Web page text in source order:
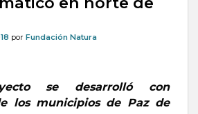
por Fundación Natura
se desarrolló con
los municipios de Paz de